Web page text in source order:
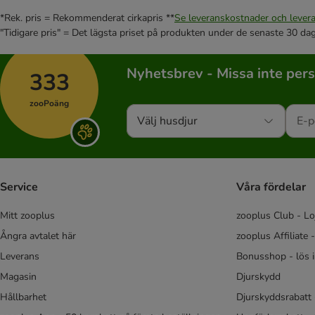
Pan Mięsko
Perfect Fit
Pitti
Porta 21
Prolife
Purina Cat Chow
Purina ONE
Purina Pro Plan
Rosie's Farm
Simpsons Premium
Smølke
Venandi Animal
Visán Optimanova
*Rek. pris = Rekommenderat cirkapris **Se leveranskostnader och
"Tidigare pris" = Det lägsta priset på produkten under de senaste 30
333
zooPoäng
Nyhetsbrev - Missa inte
Välj husdjur
Service
Mitt zooplus
Ångra avtalet här
Leverans
Magasin
Hållbarhet
Våra fördelar
zooplus Club -
zooplus Affiliate
Bonusshop - lös
Djurskydd